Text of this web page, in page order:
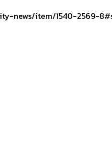
news/item/1540-2569-